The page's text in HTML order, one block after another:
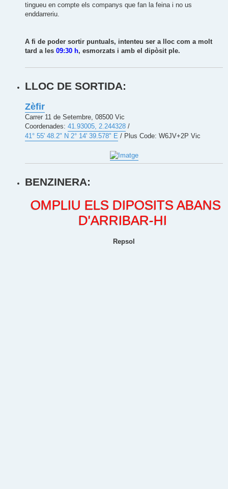
tingueu en compte els companys que fan la feina i no us
enddarreriu.
A fi de poder sortir puntuals, intenteu ser a lloc com a molt
tard a les 09:30 h, esmorzats i amb el dipòsit ple.
LLOC DE SORTIDA:
Zèfir
Carrer 11 de Setembre, 08500 Vic
Coordenades: 41.93005, 2.244328 /
41° 55' 48.2" N 2° 14' 39.578" E / Plus Code: W6JV+2P Vic
BENZINERA:
OMPLIU ELS DIPOSITS ABANS
D'ARRIBAR-HI
Repsol